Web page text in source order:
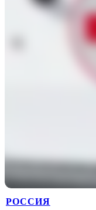
РОССИЯ